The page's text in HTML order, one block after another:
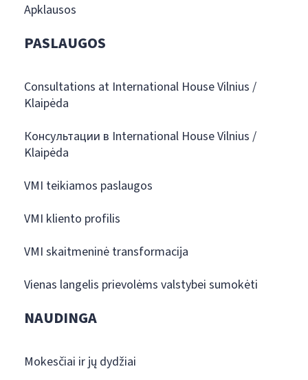
Apklausos
PASLAUGOS
Consultations at International House Vilnius /
Klaipėda
Консультации в International House Vilnius /
Klaipėda
VMI teikiamos paslaugos
VMI kliento profilis
VMI skaitmeninė transformacija
Vienas langelis prievolėms valstybei sumokėti
NAUDINGA
Mokesčiai ir jų dydžiai